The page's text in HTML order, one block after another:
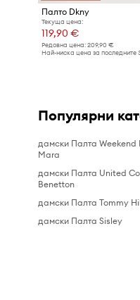
Палто Dkny
Текуща цена:
119,90 €
Редовна цена: 209,90 €
Най-ниска цена за последните
Популярни
дамски Палта Weekend
Mara
дамски Палта United
Benetton
дамски Палта Tommy
дамски Палта Sisley